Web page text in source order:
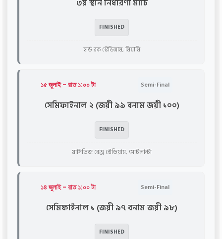
৩য় স্থান নির্ধারণী ম্যাচ
FINISHED
হার্ড রক স্টেডিয়াম, মিয়ামি
১৫ জুলাই - রাত ১:০০ টা Semi-Final
সেমিফাইনাল ২ (জয়ী ৯৯ বনাম জয়ী ১০০)
FINISHED
মার্সিডিজ বেঞ্জ স্টেডিয়াম, আটলান্টা
১৪ জুলাই - রাত ১:০০ টা Semi-Final
সেমিফাইনাল ১ (জয়ী ৯৭ বনাম জয়ী ৯৮)
FINISHED